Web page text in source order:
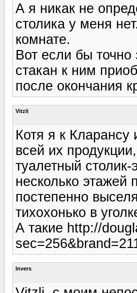
А я никак не
столика у меня
комнате.
Вот если бы
стакан к ним
после окончания
Vitzli
Котя я к
всей их
туалетный
несколько
постепенно
тихохонько в
А такие http://
Invers